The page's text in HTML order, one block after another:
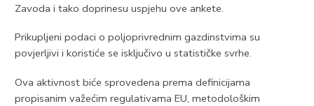
Zavoda i tako doprinesu uspjehu ove ankete.
Prikupljeni podaci o poljoprivrednim gazdinstvima su
povjerljivi i koristiće se isključivo u statističke svrhe.
Ova aktivnost biće sprovedena prema definicijama
propisanim važećim regulativama EU, metodološkim